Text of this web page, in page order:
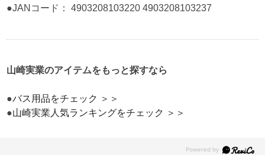
●JANコード： 4903208103220 4903208103237
山崎実業のアイテムをもっと探すなら
●バス用品をチェック ＞＞
●山崎実業人気ランキングをチェック ＞＞